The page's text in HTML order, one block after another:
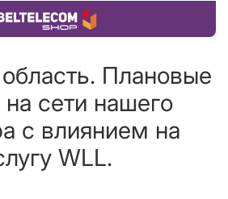
Купить товар
Плановые
сети нашего
с влиянием на
WLL.